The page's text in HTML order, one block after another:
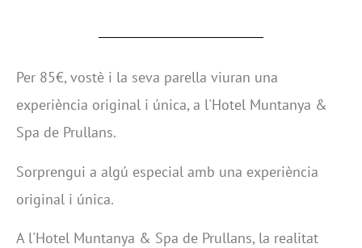
Per 85€, vostè i la seva parella viuran una
experiència original i única, a l'Hotel Muntanya &
Spa de Prullans.
Sorprengui a algú especial amb una experiència
original i única.
A l'Hotel Muntanya & Spa de Prullans, la realitat